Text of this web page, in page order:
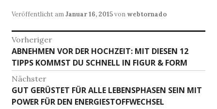
Veröffentlicht amJanuar 16, 2015von webtornado
B
e
i
t
Vorheriger
V
o
r
h
e
ABNEHMEN VOR DER HOCHZEIT: MIT DIESEN 12
TIPPS KOMMST DU SCHNELL IN FIGUR & FORM
Nächster
N
ä
GUT GERÜSTET FÜR ALLE LEBENSPHASEN SEIN MIT
POWER FÜR DEN ENERGIESTOFFWECHSEL